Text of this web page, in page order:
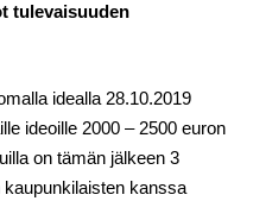
tulevaisuuden
idealla 28.10.2019
ideoille 2000 – 2500 euron
on tämän jälkeen 3
kanssa